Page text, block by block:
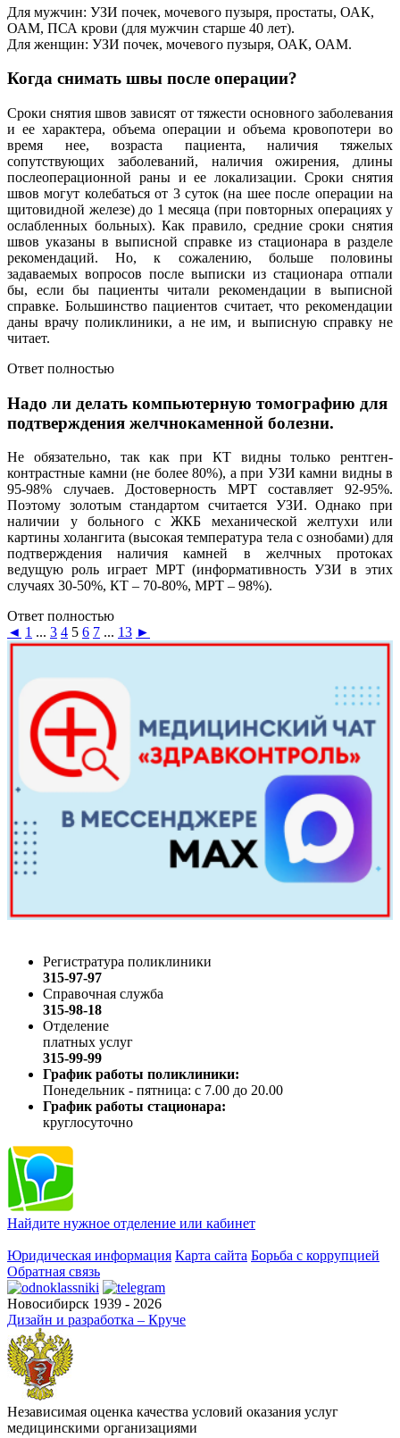
Для мужчин: УЗИ почек, мочевого пузыря, простаты, ОАК,
ОАМ, ПСА крови (для мужчин старше 40 лет).
Для женщин: УЗИ почек, мочевого пузыря, ОАК, ОАМ.
Когда снимать швы после операции?
Сроки снятия швов зависят от тяжести основного заболевания
и ее характера, объема операции и объема кровопотери во
время нее, возраста пациента, наличия тяжелых
сопутствующих заболеваний, наличия ожирения, длины
послеоперационной раны и ее локализации. Сроки снятия
швов могут колебаться от 3 суток (на шее после операции на
щитовидной железе) до 1 месяца (при повторных операциях у
ослабленных больных). Как правило, средние сроки снятия
швов указаны в выписной справке из стационара в разделе
рекомендаций. Но, к сожалению, больше половины
задаваемых вопросов после выписки из стационара отпали
бы, если бы пациенты читали рекомендации в выписной
справке. Большинство пациентов считает, что рекомендации
даны врачу поликлиники, а не им, и выписную справку не
читает.
Ответ полностью
Надо ли делать компьютерную томографию для
подтверждения желчнокаменной болезни.
Не обязательно, так как при КТ видны только рентген-
контрастные камни (не более 80%), а при УЗИ камни видны в
95-98% случаев. Достоверность МРТ составляет 92-95%.
Поэтому золотым стандартом считается УЗИ. Однако при
наличии у больного с ЖКБ механической желтухи или
картины холангита (высокая температура тела с ознобами) для
подтверждения наличия камней в желчных протоках
ведущую роль играет МРТ (информативность УЗИ в этих
случаях 30-50%, КТ – 70-80%, МРТ – 98%).
Ответ полностью
◄ 1 ... 3 4 5 6 7 ... 13 ►
Регистратура поликлиники
315-97-97
Справочная служба
315-98-18
Отделение
платных услуг
315-99-99
График работы поликлиники:
Понедельник - пятница: с 7.00 до 20.00
График работы стационара:
круглосуточно
Найдите нужное отделение или кабинет
Юридическая информация Карта сайта Борьба с коррупцией
Обратная связь
Новосибирск 1939 - 2026
Дизайн и разработка – Круче
Независимая оценка качества условий оказания услуг
медицинскими организациями